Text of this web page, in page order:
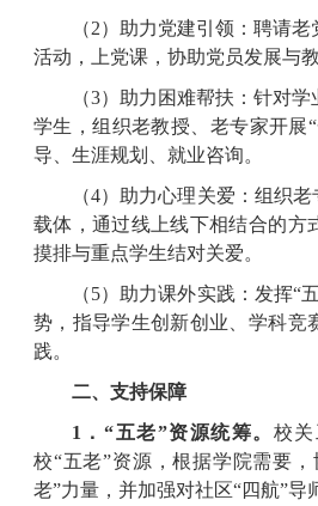
（2）助力党建引领：聘请
活动，上党课，协助党员发展与教
（3）助力困难帮扶：针对
学生，组织老教授、老专家开展
导、生涯规划、就业咨询。
（4）助力心理关爱：组织
载体，通过线上线下相结合的方
摸排与重点学生结对关爱。
（5）助力课外实践：发挥“
势，指导学生创新创业、学科竞
践。
二、支持保障
1．“五老”资源统筹。 校
校“五老”资源，根据学院需要
老”力量，并加强对社区“四航”导